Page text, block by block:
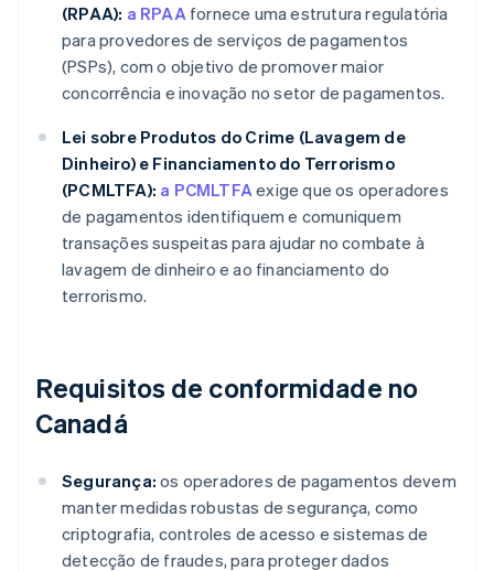
(RPAA): a RPAAfornece uma estrutura regulatória
para provedores de serviços de pagamentos
(PSPs), com o objetivo de promover maior
concorrência e inovação no setor de pagamentos.
Lei sobre Produtos do Crime (Lavagem de
Dinheiro) e Financiamento do Terrorismo
(PCMLTFA): a PCMLTFAexige que os operadores
de pagamentos identifiquem e comuniquem
transações suspeitas para ajudar no combate à
lavagem de dinheiro e ao financiamento do
terrorismo.
Requisitos de conformidade no
Canadá
Segurança: os operadores de pagamentos devem
manter medidas robustas de segurança, como
criptografia, controles de acesso e sistemas de
detecção de fraudes, para proteger dados